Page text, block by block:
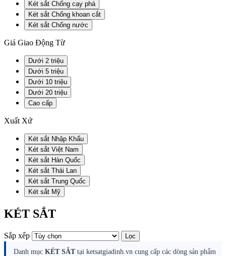
Két sắt Chống cạy phá
Két sắt Chống khoan cắt
Két sắt Chống nước
Giá Giao Động Từ
Dưới 2 triệu
Dưới 5 triệu
Dưới 10 triệu
Dưới 20 triệu
Cao cấp
Xuất Xứ
Két sắt Nhập Khẩu
Két sắt Việt Nam
Két sắt Hàn Quốc
Két sắt Thái Lan
Két sắt Trung Quốc
Két sắt Mỹ
KÉT SẮT
Sắp xếp Lọc
Danh mục KÉT SẮTtại ketsatgiadinh.vn cung cấp các dòng sản phẩm